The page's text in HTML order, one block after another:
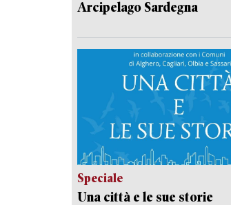
Arcipelago Sardegna
Speciale
Una città e le sue storie